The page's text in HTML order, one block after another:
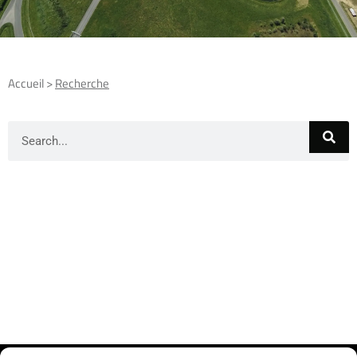
GammeGamme
Accueil >Recherche